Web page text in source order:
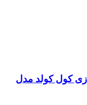
کول کولد مدل